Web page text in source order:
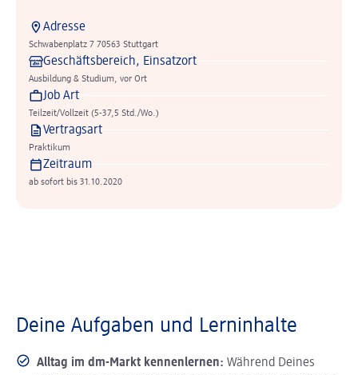
Adresse
Schwabenplatz 7 70563 Stuttgart
Geschäftsbereich, Einsatzort
Ausbildung & Studium, vor Ort
Job Art
Teilzeit/Vollzeit (5-37,5 Std./Wo.)
Vertragsart
Praktikum
Zeitraum
ab sofort bis 31.10.2020
Deine Aufgaben und Lerninhalte
Alltag im dm-Markt kennenlernen: Während Deines